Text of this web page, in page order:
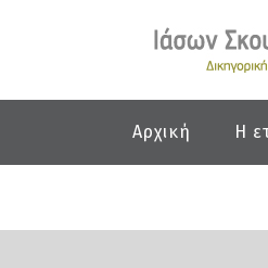
Αρχική Η